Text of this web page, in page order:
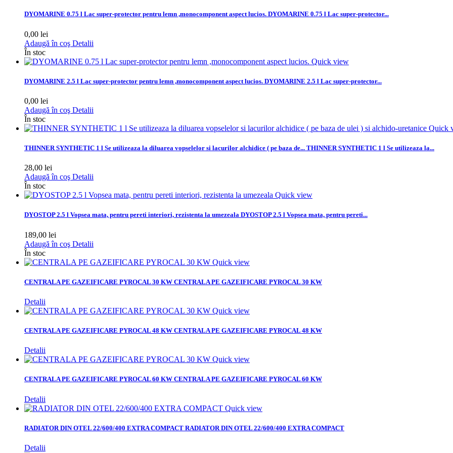
DYOMARINE 0.75 l Lac super-protector pentru lemn ,monocomponent aspect lucios. DYOMARINE 0.75 l Lac super-protector...
0,00 lei
Adaugă în coş Detalii
În stoc
Quick view
DYOMARINE 2.5 l Lac super-protector pentru lemn ,monocomponent aspect lucios. DYOMARINE 2.5 l Lac super-protector...
0,00 lei
Adaugă în coş Detalii
În stoc
Quick
THINNER SYNTHETIC 1 l Se utilizeaza la diluarea vopselelor si lacurilor alchidice ( pe baza de... THINNER SYNTHETIC 1 l Se utilizeaza la...
28,00 lei
Adaugă în coş Detalii
În stoc
Quick view
DYOSTOP 2.5 l Vopsea mata, pentru pereti interiori, rezistenta la umezeala DYOSTOP 2.5 l Vopsea mata, pentru pereti...
189,00 lei
Adaugă în coş Detalii
În stoc
Quick view
CENTRALA PE GAZEIFICARE PYROCAL 30 KW CENTRALA PE GAZEIFICARE PYROCAL 30 KW
Detalii
Quick view
CENTRALA PE GAZEIFICARE PYROCAL 48 KW CENTRALA PE GAZEIFICARE PYROCAL 48 KW
Detalii
Quick view
CENTRALA PE GAZEIFICARE PYROCAL 60 KW CENTRALA PE GAZEIFICARE PYROCAL 60 KW
Detalii
Quick view
RADIATOR DIN OTEL 22/600/400 EXTRA COMPACT RADIATOR DIN OTEL 22/600/400 EXTRA COMPACT
Detalii